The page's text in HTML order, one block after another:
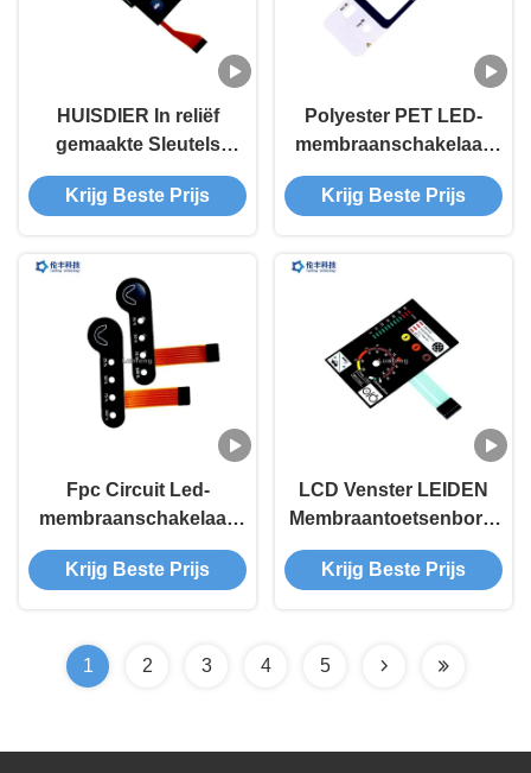
HUISDIER In reliëf
gemaakte Sleutels
LEIDENE
Membraanschakelaar,
Membraantoetsenbord
Krijg Beste Prijs
Polyester PET LED-
membraanschakelaar,
aangepaste
Krijg Beste Prijs
Fpc Circuit Led-
membraanschakelaar,
mat oppervlak
membraanschakelaartoetsenbord
Krijg Beste Prijs
LCD Venster LEIDEN
Membraantoetsenbord,
Zilveren Circuit Geleide
Membraanschakelaar
Krijg Beste Prijs
1 2 3 4 5